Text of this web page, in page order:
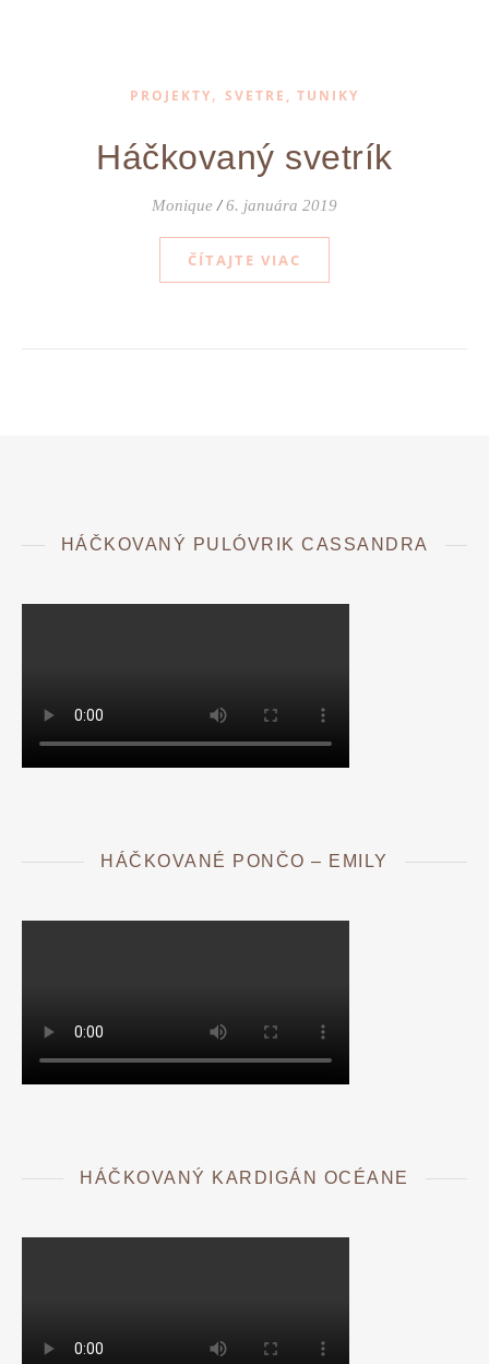
PROJEKTY, SVETRE, TUNIKY
Háčkovaný svetrík
Monique / 6. januára 2019
ČÍTAJTE VIAC
HÁČKOVANÝ PULÓVRIK CASSANDRA
HÁČKOVANÉ PONČO – EMILY
HÁČKOVANÝ KARDIGÁN OCÉANE